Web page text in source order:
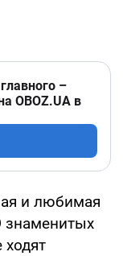
–
OBOZ.UA в
и любимая
знаменитых
ходят